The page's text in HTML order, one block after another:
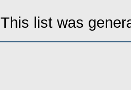
This list was